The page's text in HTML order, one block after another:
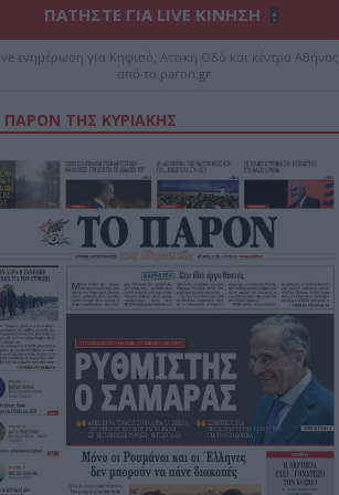
ΠΑΤΗΣΤΕ ΓΙΑ LIVE ΚΙΝΗΣΗ
ενημέρωση για Κηφισό, Αττική Οδό και κέντρο Αθήνας
από το paron.gr
ΤΗΣ ΚΥΡΙΑΚΗΣ